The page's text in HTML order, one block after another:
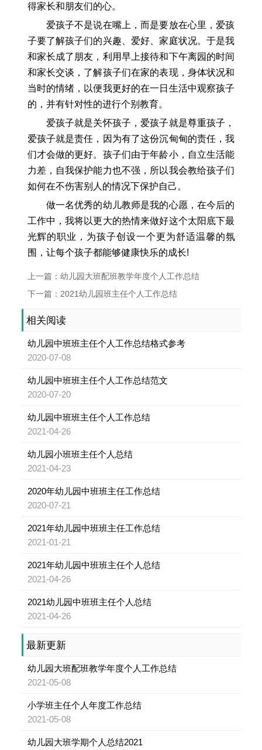
得家长和朋友们的心。
爱孩子不是说在嘴上，而是要放在心里，爱孩
子要了解孩子们的兴趣、爱好、家庭状况。于是我
和家长成了朋友，利用早上接待和下午离园的时间
和家长交谈，了解孩子们在家的表现，身体状况和
当时的情绪，以便我更好的在一日生活中观察孩子
的，并有针对性的进行个别教育。
爱孩子就是关怀孩子，爱孩子就是尊重孩子，
爱孩子就是责任，因为有了这份沉甸甸的责任，我
们才会做的更好。孩子们由于年龄小，自立生活能
力差，自我保护能力也不强，所以我会教给孩子们
如何在不伤害别人的情况下保护自己。
做一名优秀的幼儿教师是我的心愿，在今后的
工作中，我将以更大的热情来做好这个太阳底下最
光辉的职业，为孩子创设一个更为舒适温馨的氛
围，让每个孩子都能够健康快乐的成长!
上一篇：幼儿园大班配班教学年度个人工作总结
下一篇：2021幼儿园班主任个人工作总结
相关阅读
幼儿园中班班主任个人工作总结格式参考
2020-07-08
幼儿园中班班主任个人工作总结范文
2020-07-20
幼儿园中班班主任个人工作总结
2021-04-26
幼儿园小班班主任个人总结
2021-04-23
2020年幼儿园中班班主任工作总结
2020-07-21
2021年幼儿园中班班主任工作总结
2021-01-21
2021年幼儿园中班班主任个人总结
2021-04-26
2021幼儿园中班班主任个人总结
2021-04-26
最新更新
幼儿园大班配班教学年度个人工作总结
2021-05-08
小学班主任个人年度工作总结
2021-05-08
幼儿园大班学期个人总结2021